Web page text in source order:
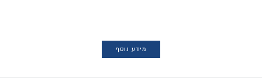
מידע נוסף